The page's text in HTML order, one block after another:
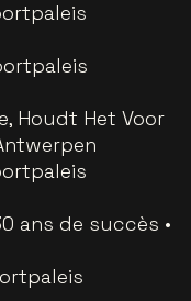
Houdt Het Voor
ans de succès •